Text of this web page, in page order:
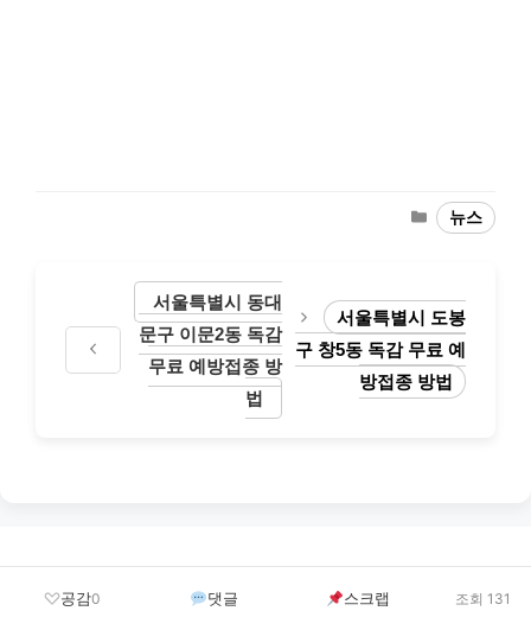
Categories
뉴스
서울특별시 동대
문구 이문2동 독감
무료 예방접종 방
법
서울특별시 도봉
구 창5동 독감 무료 예
방접종 방법
Leave a Comment
공감0 댓글 스크랩 조회 131